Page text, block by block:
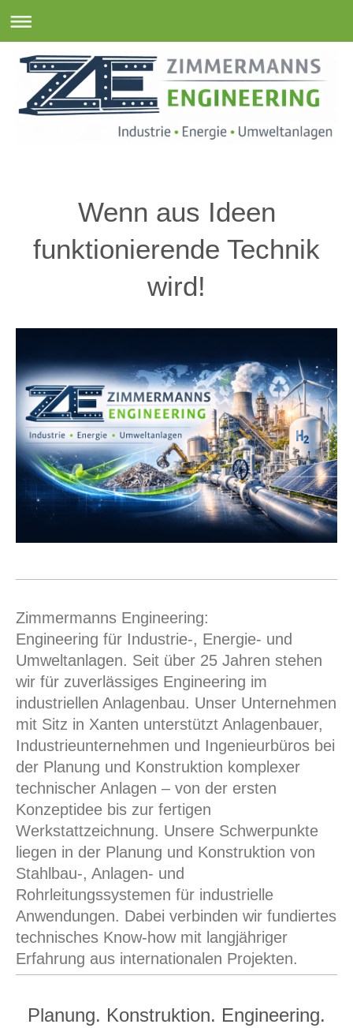
Wenn aus Ideen
funktionierende Technik
wird!
Zimmermanns Engineering:
Engineering für Industrie-, Energie- und
Umweltanlagen. Seit über 25 Jahren stehen
wir für zuverlässiges Engineering im
industriellen Anlagenbau. Unser Unternehmen
mit Sitz in Xanten unterstützt Anlagenbauer,
Industrieunternehmen und Ingenieurbüros bei
der Planung und Konstruktion komplexer
technischer Anlagen – von der ersten
Konzeptidee bis zur fertigen
Werkstattzeichnung. Unsere Schwerpunkte
liegen in der Planung und Konstruktion von
Stahlbau-, Anlagen- und
Rohrleitungssystemen für industrielle
Anwendungen. Dabei verbinden wir fundiertes
technisches Know-how mit langjähriger
Erfahrung aus internationalen Projekten.
Planung. Konstruktion. Engineering.